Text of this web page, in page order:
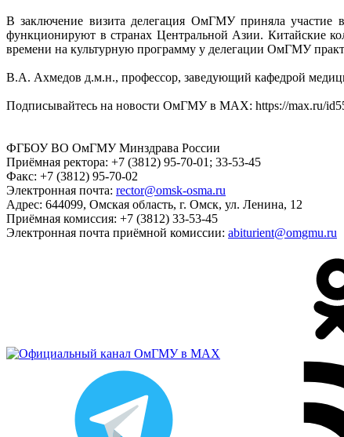
В заключение визита делегация ОмГМУ приняла
функционируют в странах Центральной Азии. Китайские
времени на культурную программу у делегации ОмГМУ
В.А. Ахмедов д.м.н., профессор, заведующий кафедрой
Подписывайтесь на новости ОмГМУ в MAX: https://max.ru/
ФГБОУ ВО ОмГМУ Минздрава России
Приёмная ректора: +7 (3812) 95-70-01; 33-53-45
Факс: +7 (3812) 95-70-02
Электронная почта: rector@omsk-osma.ru
Адрес: 644099, Омская область, г. Омск, ул. Ленина, 12
Приёмная комиссия: +7 (3812) 33-53-45
Электронная почта приёмной комиссии: abiturient@omgmu.ru